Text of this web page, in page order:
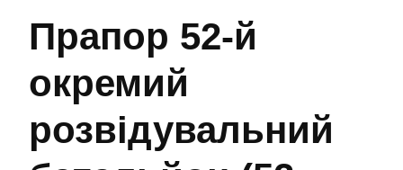
Прапор 52-й
окремий
розвідувальний